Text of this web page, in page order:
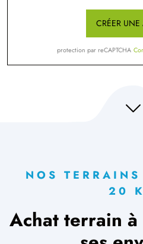
CRÉER UNE
protection par reCAPTCHA
NOS
20
Achat terrain